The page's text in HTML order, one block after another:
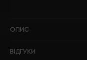
ОПИС
ВІДГУКИ